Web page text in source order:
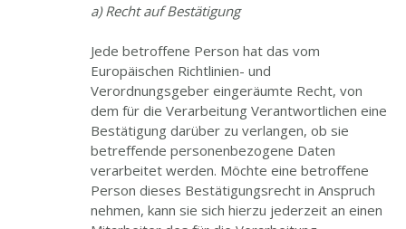
a) Recht auf Bestätigung
Jede betroffene Person hat das vom
Europäischen Richtlinien- und
Verordnungsgeber eingeräumte Recht, von
dem für die Verarbeitung Verantwortlichen eine
Bestätigung darüber zu verlangen, ob sie
betreffende personenbezogene Daten
verarbeitet werden. Möchte eine betroffene
Person dieses Bestätigungsrecht in Anspruch
nehmen, kann sie sich hierzu jederzeit an einen